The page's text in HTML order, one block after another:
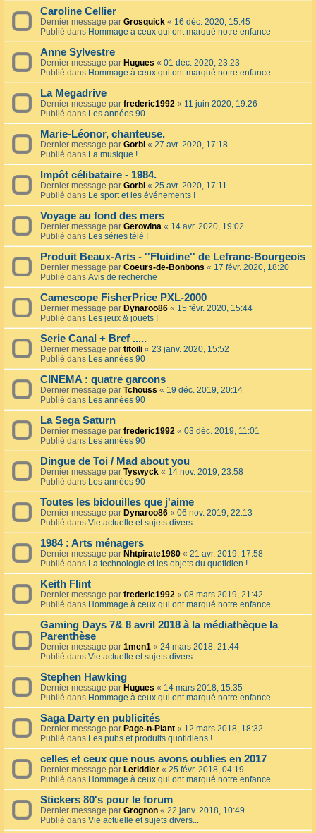
Caroline Cellier
Dernier message par Grosquick « 16 déc. 2020, 15:45
Publié dans Hommage à ceux qui ont marqué notre enfance
Anne Sylvestre
Dernier message par Hugues « 01 déc. 2020, 23:23
Publié dans Hommage à ceux qui ont marqué notre enfance
La Megadrive
Dernier message par frederic1992 « 11 juin 2020, 19:26
Publié dans Les années 90
Marie-Léonor, chanteuse.
Dernier message par Gorbi « 27 avr. 2020, 17:18
Publié dans La musique !
Impôt célibataire - 1984.
Dernier message par Gorbi « 25 avr. 2020, 17:11
Publié dans Le sport et les événements !
Voyage au fond des mers
Dernier message par Gerowina « 14 avr. 2020, 19:02
Publié dans Les séries télé !
Produit Beaux-Arts - ''Fluidine'' de Lefranc-Bourgeois
Dernier message par Coeurs-de-Bonbons « 17 févr. 2020, 18:20
Publié dans Avis de recherche
Camescope FisherPrice PXL-2000
Dernier message par Dynaroo86 « 15 févr. 2020, 15:44
Publié dans Les jeux & jouets !
Serie Canal + Bref .....
Dernier message par titoili « 23 janv. 2020, 15:52
Publié dans Les années 90
CINEMA : quatre garcons
Dernier message par Tchouss « 19 déc. 2019, 20:14
Publié dans Les années 90
La Sega Saturn
Dernier message par frederic1992 « 03 déc. 2019, 11:01
Publié dans Les années 90
Dingue de Toi / Mad about you
Dernier message par Tyswyck « 14 nov. 2019, 23:58
Publié dans Les années 90
Toutes les bidouilles que j'aime
Dernier message par Dynaroo86 « 06 nov. 2019, 22:13
Publié dans Vie actuelle et sujets divers...
1984 : Arts ménagers
Dernier message par Nhtpirate1980 « 21 avr. 2019, 17:58
Publié dans La technologie et les objets du quotidien !
Keith Flint
Dernier message par frederic1992 « 08 mars 2019, 21:42
Publié dans Hommage à ceux qui ont marqué notre enfance
Gaming Days 7& 8 avril 2018 à la médiathèque la
Parenthèse
Dernier message par 1men1 « 24 mars 2018, 21:44
Publié dans Vie actuelle et sujets divers...
Stephen Hawking
Dernier message par Hugues « 14 mars 2018, 15:35
Publié dans Hommage à ceux qui ont marqué notre enfance
Saga Darty en publicités
Dernier message par Page-n-Plant « 12 mars 2018, 18:32
Publié dans Les pubs et produits quotidiens !
celles et ceux que nous avons oublies en 2017
Dernier message par Leriddler « 25 févr. 2018, 04:19
Publié dans Hommage à ceux qui ont marqué notre enfance
Stickers 80's pour le forum
Dernier message par Grognon « 22 janv. 2018, 10:49
Publié dans Vie actuelle et sujets divers...